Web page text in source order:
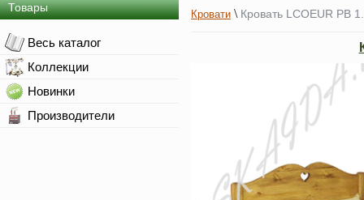
Товары
Весь каталог
Коллекции
Новинки
Производители
Кровати \ Кровать LCOEUR PB